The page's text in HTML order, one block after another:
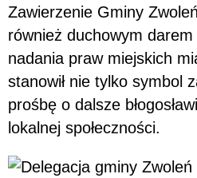
Zawierzenie Gminy
również duchowym
nadania praw miejskich
stanowił nie tylko symbol
prośbę o dalsze
lokalnej społeczności.